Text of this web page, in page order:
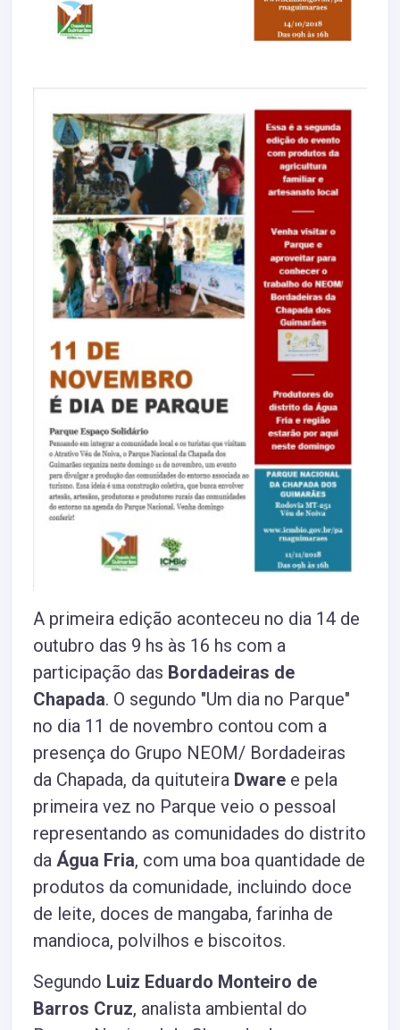
A primeira edição aconteceu no dia 14 de
outubro das 9 hs às 16 hs com a
participação das Bordadeiras de
Chapada. O segundo "Um dia no Parque"
no dia 11 de novembro contou com a
presença do Grupo NEOM/ Bordadeiras
da Chapada, da quituteira Dware e pela
primeira vez no Parque veio o pessoal
representando as comunidades do distrito
da Água Fria, com uma boa quantidade de
produtos da comunidade, incluindo doce
de leite, doces de mangaba, farinha de
mandioca, polvilhos e biscoitos.
Segundo Luiz Eduardo Monteiro de
Barros Cruz, analista ambiental do